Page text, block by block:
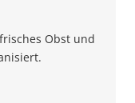
Obst und